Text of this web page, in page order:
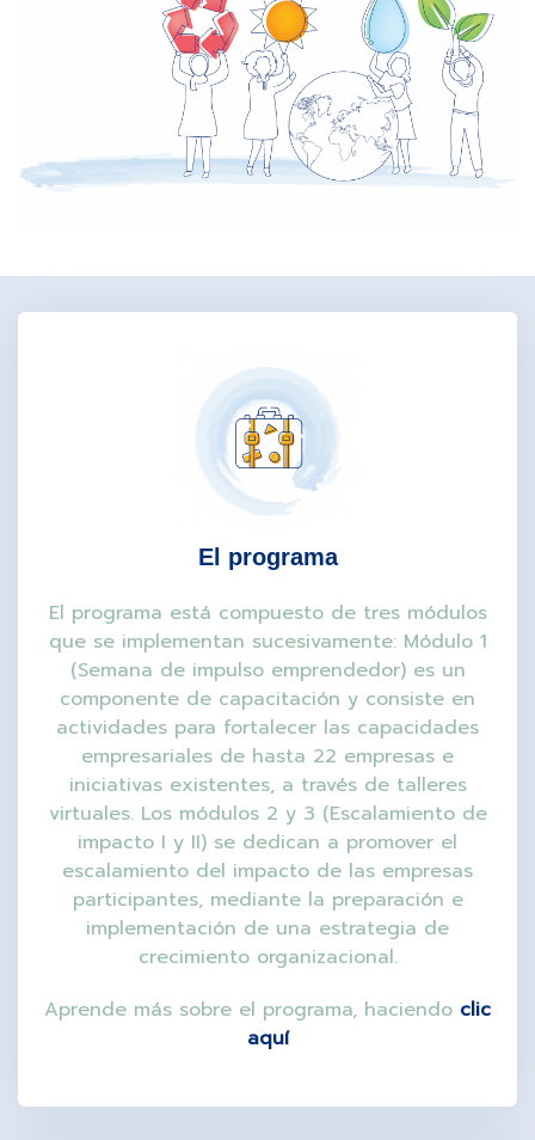
El programa
El programa está compuesto de tres módulos
que se implementan sucesivamente: Módulo 1
(Semana de impulso emprendedor) es un
componente de capacitación y consiste en
actividades para fortalecer las capacidades
empresariales de hasta 22 empresas e
iniciativas existentes, a través de talleres
virtuales. Los módulos 2 y 3 (Escalamiento de
impacto I y II) se dedican a promover el
escalamiento del impacto de las empresas
participantes, mediante la preparación e
implementación de una estrategia de
crecimiento organizacional.
Aprende más sobre el programa, haciendo clic
aquí